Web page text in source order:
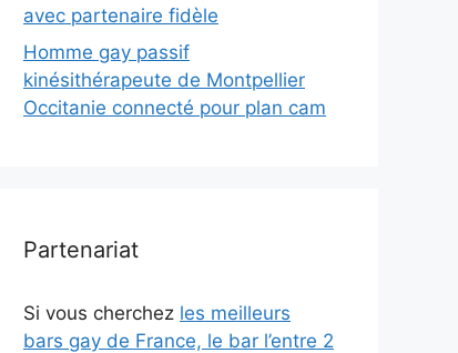
avec partenaire fidèle
Homme gay passif
kinésithérapeute de Montpellier
Occitanie connecté pour plan cam
Partenariat
Si vous cherchez les meilleurs
bars gay de France, le bar l’entre 2